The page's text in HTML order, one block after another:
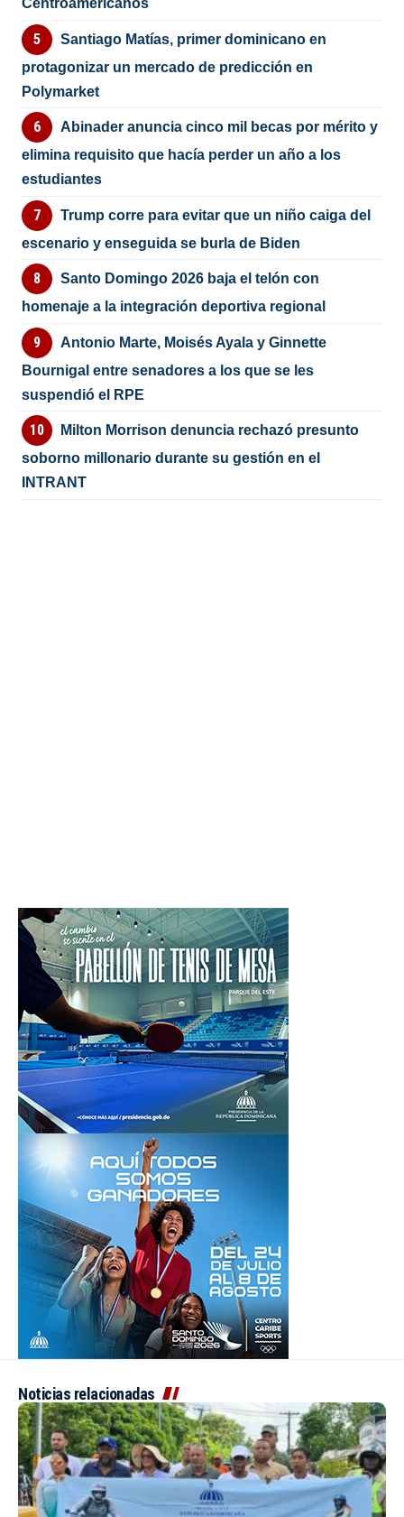
Centroamericanos
Santiago Matías, primer dominicano en
protagonizar un mercado de predicción en
Polymarket
Abinader anuncia cinco mil becas por mérito y
elimina requisito que hacía perder un año a los
estudiantes
Trump corre para evitar que un niño caiga del
escenario y enseguida se burla de Biden
Santo Domingo 2026 baja el telón con
homenaje a la integración deportiva regional
Antonio Marte, Moisés Ayala y Ginnette
Bournigal entre senadores a los que se les
suspendió el RPE
Milton Morrison denuncia rechazó presunto
soborno millonario durante su gestión en el
INTRANT
Noticias relacionadas